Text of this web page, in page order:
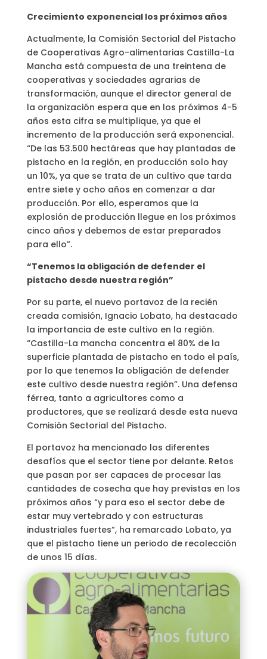
Crecimiento exponencial los próximos años
Actualmente, la Comisión Sectorial del Pistacho
de Cooperativas Agro-alimentarias Castilla-La
Mancha está compuesta de una treintena de
cooperativas y sociedades agrarias de
transformación, aunque el director general de
la organización espera que en los próximos 4-5
años esta cifra se multiplique, ya que el
incremento de la producción será exponencial.
“De las 53.500 hectáreas que hay plantadas de
pistacho en la región, en producción solo hay
un 10%, ya que se trata de un cultivo que tarda
entre siete y ocho años en comenzar a dar
producción. Por ello, esperamos que la
explosión de producción llegue en los próximos
cinco años y debemos de estar preparados
para ello”.
“Tenemos la obligación de defender el
pistacho desde nuestra región”
Por su parte, el nuevo portavoz de la recién
creada comisión, Ignacio Lobato, ha destacado
la importancia de este cultivo en la región.
“Castilla-La mancha concentra el 80% de la
superficie plantada de pistacho en todo el país,
por lo que tenemos la obligación de defender
este cultivo desde nuestra región”. Una defensa
férrea, tanto a agricultores como a
productores, que se realizará desde esta nueva
Comisión Sectorial del Pistacho.
El portavoz ha mencionado los diferentes
desafíos que el sector tiene por delante. Retos
que pasan por ser capaces de procesar las
cantidades de cosecha que hay previstas en los
próximos años “y para eso el sector debe de
estar muy vertebrado y con estructuras
industriales fuertes”, ha remarcado Lobato, ya
que el pistacho tiene un periodo de recolección
de unos 15 días.